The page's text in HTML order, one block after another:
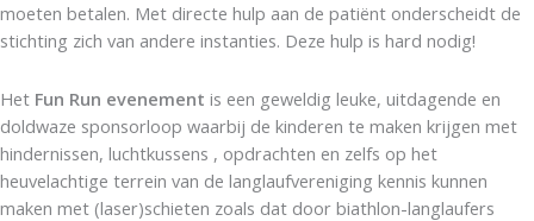
moeten betalen. Met directe hulp aan de patiënt onderscheidt de
stichting zich van andere instanties. Deze hulp is hard nodig!
Het Fun Run evenement is een geweldig leuke, uitdagende en
doldwaze sponsorloop waarbij de kinderen te maken krijgen met
hindernissen, luchtkussens , opdrachten en zelfs op het
heuvelachtige terrein van de langlaufvereniging kennis kunnen
maken met (laser)schieten zoals dat door biathlon-langlaufers